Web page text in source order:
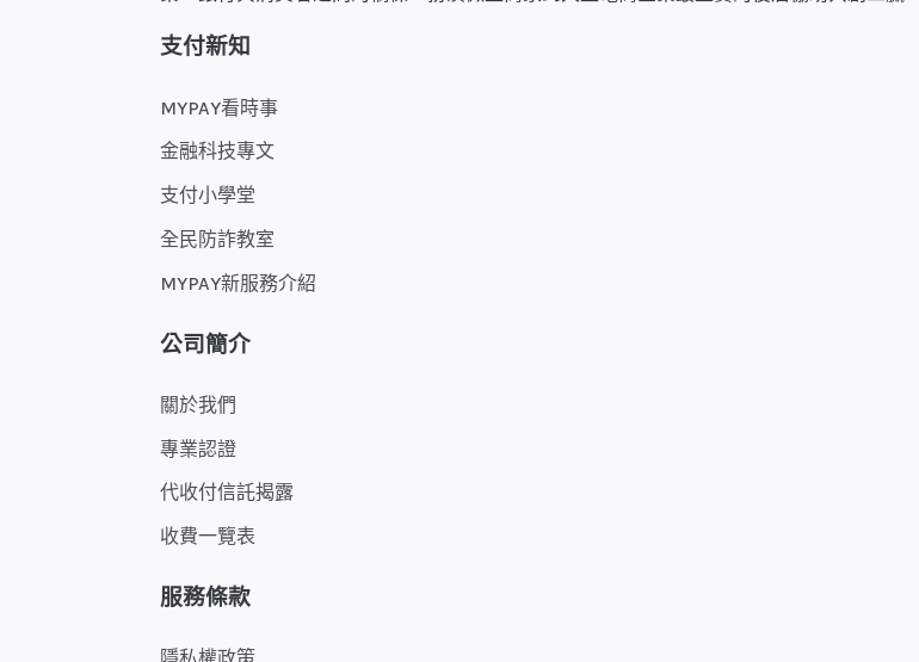
支付新知
MYPAY看時事
金融科技專文
支付小學堂
全民防詐教室
MYPAY新服務介紹
公司簡介
關於我們
專業認證
代收付信託揭露
收費一覽表
服務條款